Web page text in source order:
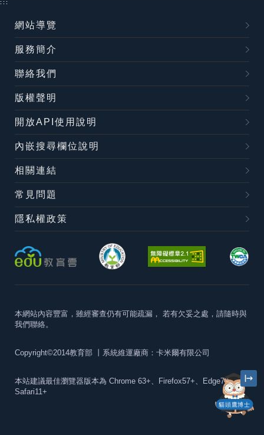
貓頭鷹博士
:::
網站導覽
服務簡介
聯絡我們
版權聲明
開放API使用說明
內嵌搜尋欄位說明
相關連結
常見問題
隱私權政策
本網站內容豐富，雖經審查仍有可能疏漏， 若有欠妥之處，請隨時與
我們聯絡。
Copyright©2014教育部 丨系統維運廠商：卡米爾有限公司
本站建議最佳瀏覽器版本為 Chrome 63+、Firefox57+、Edge79+及
Safari11+